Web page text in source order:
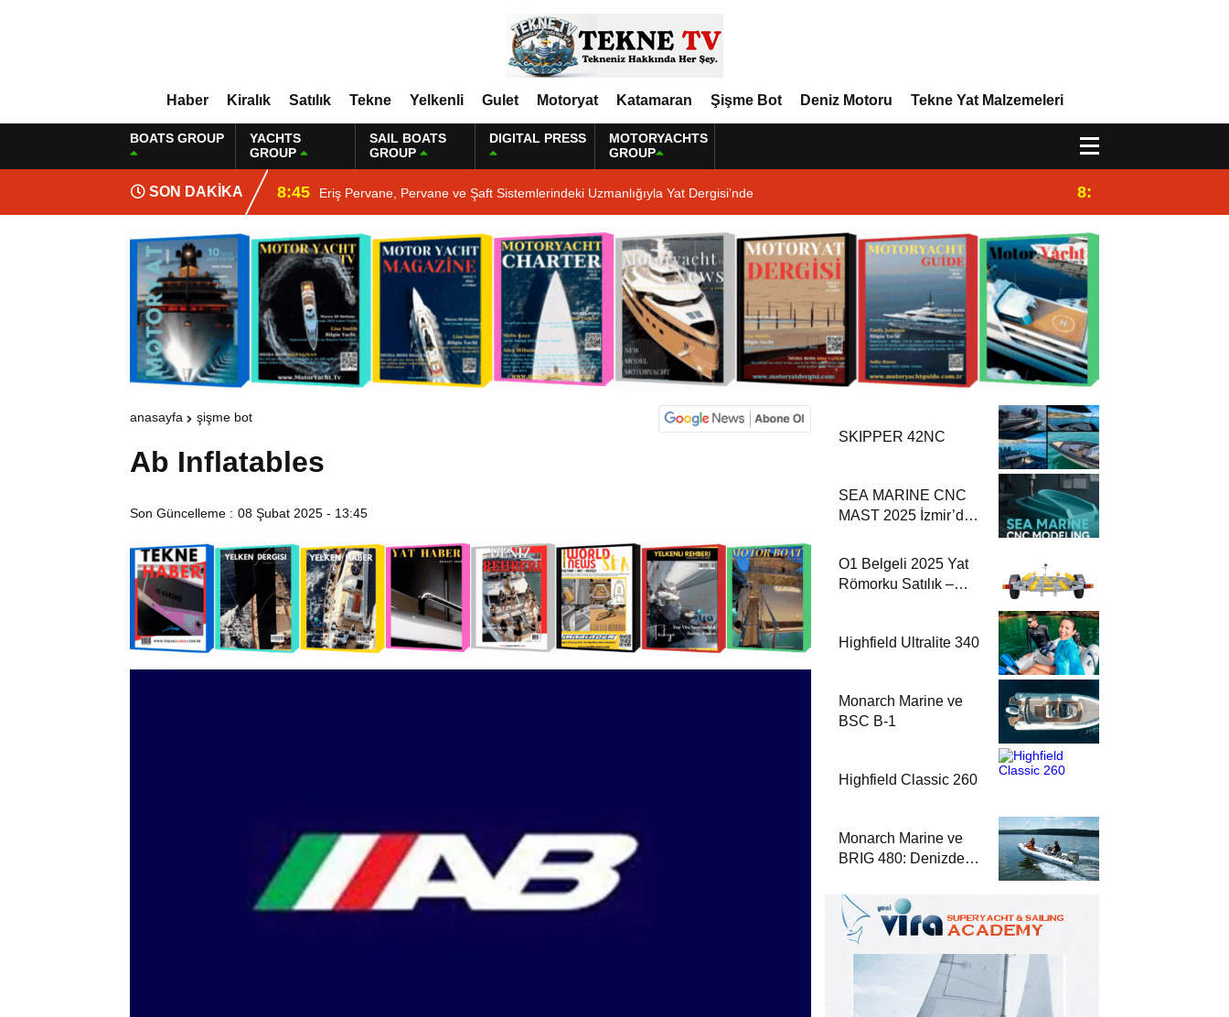
Haber Kiralık Satılık Tekne Yelkenli Gulet Motoryat Katamaran Şişme Bot Deniz Motoru Tekne Yat Malzemeleri
BOATS GROUP
YACHTS
GROUP
SAIL BOATS
GROUP
DIGITAL PRESS
MOTORYACHTS
GROUP
SON DAKİKA 8:45 Eriş Pervane, Pervane ve Şaft Sistemlerindeki Uzmanlığıyla Yat Dergisi’nde 8:29
anasayfa şişme bot
Ab Inflatables
Son Güncelleme : 08 Şubat 2025 - 13:45
SKIPPER 42NC
SEA MARINE CNC
MAST 2025 İzmir’de
Teknolojisiyle Fark
Yaratıyor
O1 Belgeli 2025 Yat
Römorku Satılık –
Highfield Ultralite 340
Monarch Marine ve
BSC B-1
Highfield Classic 260
Monarch Marine ve
BRIG 480: Denizde
ve Güvenlik